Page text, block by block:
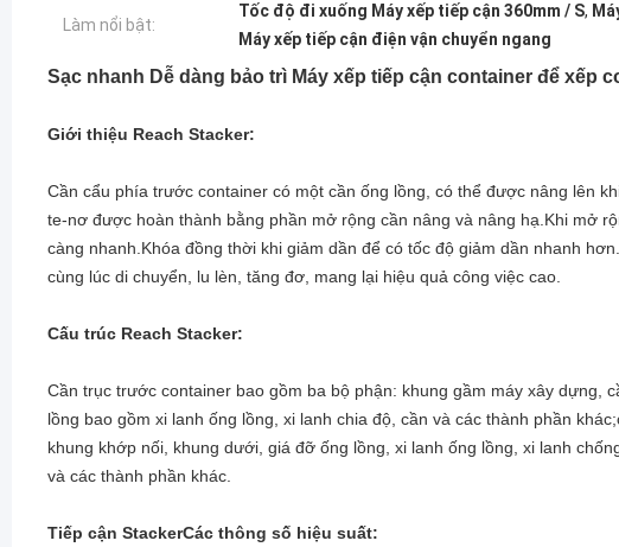
Làm nổi bật:
Tốc độ đi xuống Máy xếp tiếp cận 360mm / S,
Máy xếp tiếp cận điện vận chuyển ngang
Sạc nhanh Dễ dàng bảo trì Máy xếp tiếp cận container để xếp
Giới thiệu Reach Stacker:
Cần cẩu phía trước container có một cần ống lồng, có thể được nâng lên
te-nơ được hoàn thành bằng phần mở rộng cần nâng và nâng hạ.Khi mở
càng nhanh.Khóa đồng thời khi giảm dần để có tốc độ giảm dần nhanh
cùng lúc di chuyển, lu lèn, tăng đơ, mang lại hiệu quả công việc cao.
Cấu trúc Reach Stacker:
Cần trục trước container bao gồm ba bộ phận: khung gầm máy xây dựng,
lồng bao gồm xi lanh ống lồng, xi lanh chia độ, cần và các thành phần
khung khớp nối, khung dưới, giá đỡ ống lồng, xi lanh ống lồng, xi lanh
và các thành phần khác.
Tiếp cận StackerCác thông số hiệu suất: